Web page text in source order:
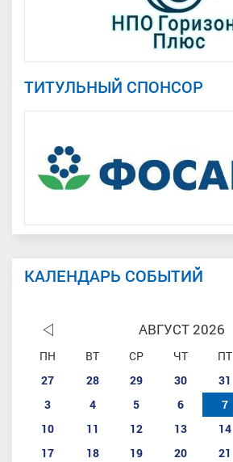
ТИТУЛЬНЫЙ СПОНСОР
КАЛЕНДАРЬ СОБЫТИЙ
АВГУСТ 2026
ПН ВТ СР ЧТ ПТ
27
28 29 30 31
3
4 5 6 7
10
11 12 13 14
17
18 19 20 21